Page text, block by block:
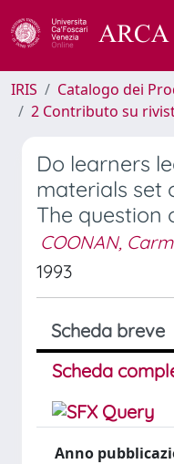
IRIS
Catalogo dei
2 Contributo su
Do learners
materials set
The question
COONAN,
1993
Scheda breve
Scheda
Anno